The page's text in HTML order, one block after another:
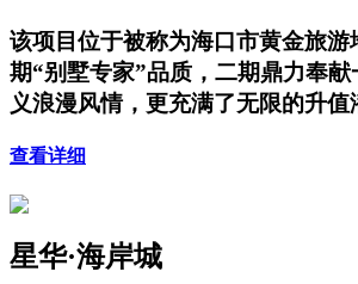
该项目位于被称为海口市黄金旅
期“别墅专家”品质，二期鼎力奉
义浪漫风情，更充满了无限的升值
查看详细
星华·海岸城